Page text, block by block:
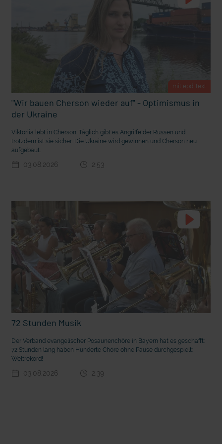
Nachhaltige Geldanlage: Rendite mit gutem Gewissen?
deutsche Sprache? Vorhang auf für Kinderzirkus Giovanni
mit epd Text
"Wir bauen Cherson wieder auf" - Optimismus in
der Ukraine
Viktoriia lebt in Cherson. Täglich gibt es Angriffe der Russen und
trotzdem ist sie sicher: Die Ukraine wird gewinnen und Cherson neu
aufgebaut.
03.08.2026 2:53
72 Stunden Musik
Der Verband evangelischer Posaunenchöre in Bayern hat es geschafft:
72 Stunden lang haben Hunderte Chöre ohne Pause durchgespielt:
Weltrekord!
03.08.2026 2:39